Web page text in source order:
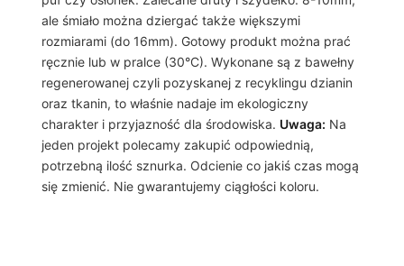
ale śmiało można dziergać także większymi
rozmiarami (do 16mm). Gotowy produkt można prać
ręcznie lub w pralce (30°C). Wykonane są z bawełny
regenerowanej czyli pozyskanej z recyklingu dzianin
oraz tkanin, to właśnie nadaje im ekologiczny
charakter i przyjazność dla środowiska. Uwaga: Na
jeden projekt polecamy zakupić odpowiednią,
potrzebną ilość sznurka. Odcienie co jakiś czas mogą
się zmienić. Nie gwarantujemy ciągłości koloru.